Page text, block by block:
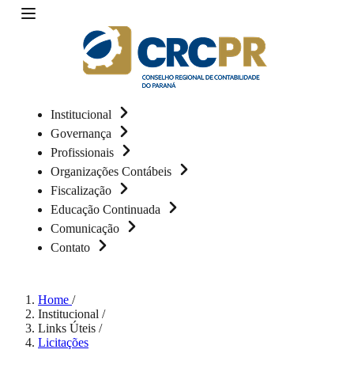
Institucional
Governança
Profissionais
Organizações Contábeis
Fiscalização
Educação Continuada
Comunicação
Contato
Home /
Institucional /
Links Úteis /
Licitações